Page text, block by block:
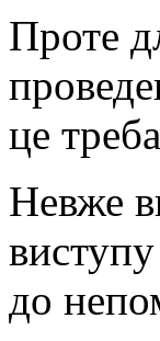
Проте
це
Невже
до